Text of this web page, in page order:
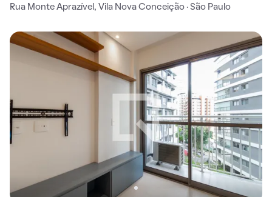
Rua Monte Aprazível, Vila Nova Conceição · São Paulo